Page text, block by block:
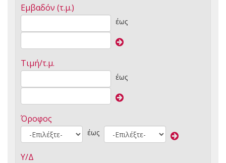
Εμβαδόν (τ.μ.)
έως
Τιμή/τ.μ.
έως
Όροφος
έως
Υ/Δ